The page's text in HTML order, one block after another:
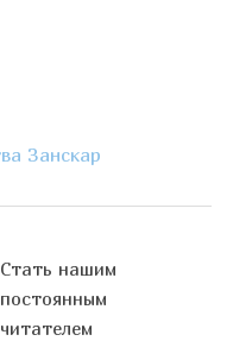
Занскар
Стать нашим
постоянным
читателем